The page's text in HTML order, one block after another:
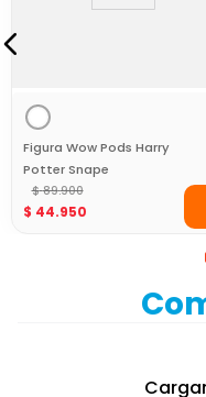
Figura Wow Pods Harry
Potter Snape
$ 89.900
$ 44.950